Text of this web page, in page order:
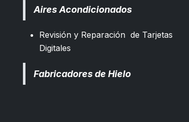
Aires Acondicionados
Revisión y Reparación de Tarjetas
Digitales
Fabricadores de Hielo